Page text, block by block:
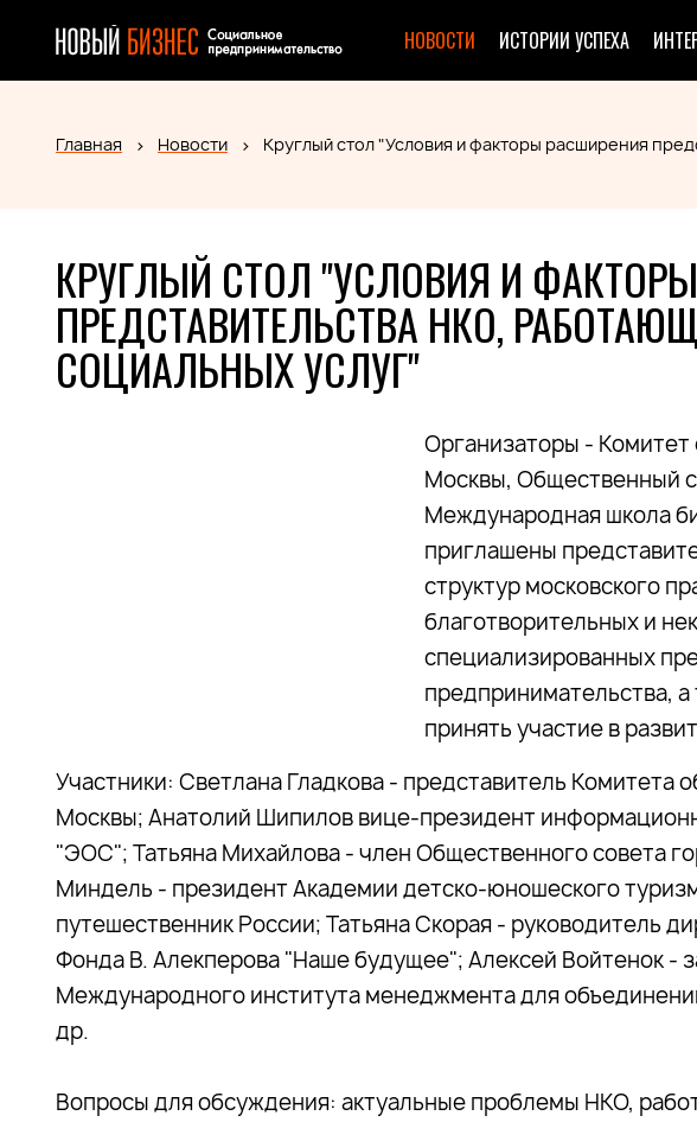
НОВОСТИ ИСТОРИИ УСПЕХА
Главная Новости Круглый стол "Условия и факторы расширения
КРУГЛЫЙ СТОЛ "УСЛОВИЯ И
ПРЕДСТАВИТЕЛЬСТВА НКО,
СОЦИАЛЬНЫХ УСЛУГ"
Организаторы -
Москвы, Общественный
Международная школа
приглашены
структур московского
благотворительных и
специализированных
предпринимательства,
принять участие в
Участники: Светлана Гладкова - представитель Комитета
Москвы; Анатолий Шипилов вице-президент
"ЭОС"; Татьяна Михайлова - член Общественного совета
Миндель - президент Академии детско-юношеского
путешественник России; Татьяна Скорая - руководитель
Фонда В. Алекперова "Наше будущее"; Алексей Войтенок -
Международного института менеджмента для
др.
Вопросы для обсуждения: актуальные проблемы НКО,